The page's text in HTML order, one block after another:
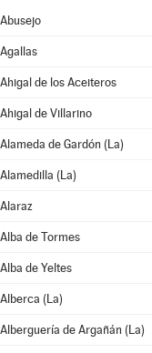
Abusejo
Agallas
Ahigal de los Aceiteros
Ahigal de Villarino
Alameda de Gardón (La)
Alamedilla (La)
Alaraz
Alba de Tormes
Alba de Yeltes
Alberca (La)
Alberguería de Argañán (La)